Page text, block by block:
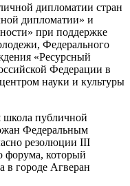
дипломатии стран
дипломатии» и
при поддержке
Федерального
«Ресурсный
Федерации в
науки и культуры
публичной
Федеральным
резолюции III
форума, который
в городе Агверан